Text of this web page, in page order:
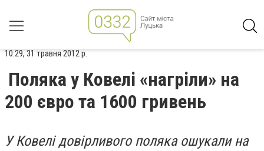
10:29, 31 травня 2012 р.
Поляка у Ковелі «нагріли» на
200 євро та 1600 гривень
У Ковелі довірливого поляка ошукали на